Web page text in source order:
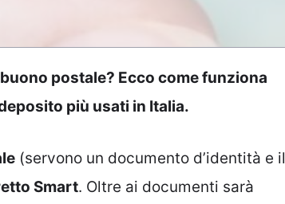
postale? Ecco come funziona
più usati in Italia.
(servono un documento d’identità e il
Smart. Oltre ai documenti sarà